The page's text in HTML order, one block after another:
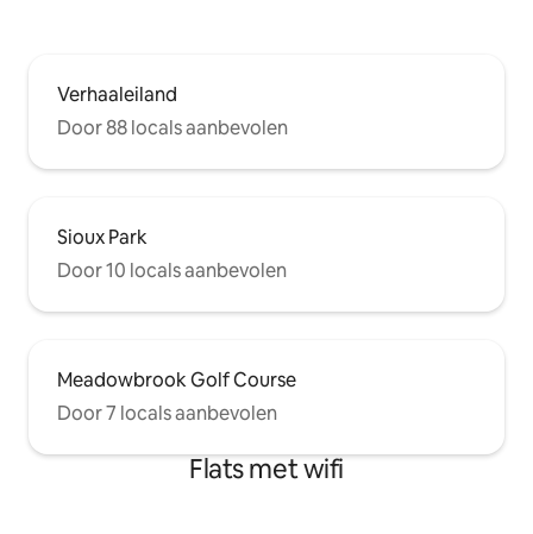
Verhaaleiland
Door 88 locals aanbevolen
Sioux Park
Door 10 locals aanbevolen
Meadowbrook Golf Course
Door 7 locals aanbevolen
Flats met wifi